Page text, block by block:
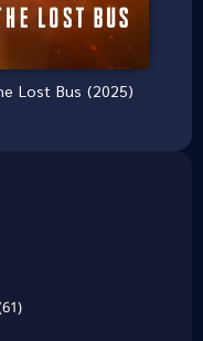
Lost Bus (2025)